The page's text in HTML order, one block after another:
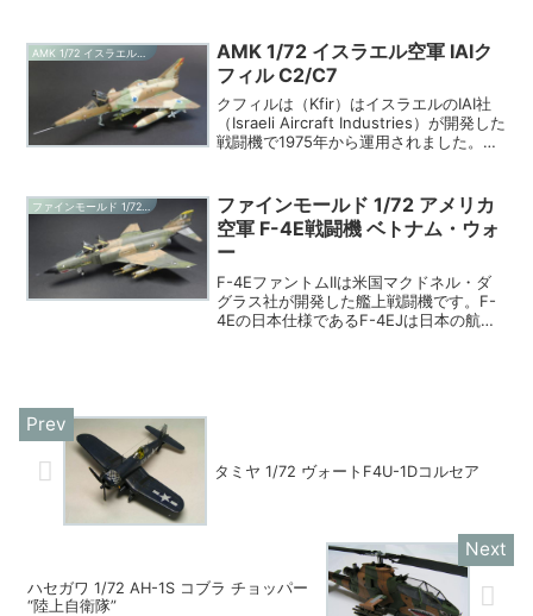
特徴です。アメリカ空軍のみで使用され
ており、配備は１...
AMK 1/72 イスラエル空軍 IAIク
フィル C2/C7
クフィルは（Kfir）はイスラエルのIAI社
（Israeli Aircraft Industries）が開発した
戦闘機で1975年から運用されました。ク
エレクトリ...
ファインモールド 1/72 アメリカ空軍 F-4E戦闘機 ベトナム・ウォー
ファインモールド 1/72 アメリカ
空軍 F-4E戦闘機 ベトナム・ウォ
ー
F-4EファントムIIは米国マクドネル・ダ
グラス社が開発した艦上戦闘機です。F-
4Eの日本仕様であるF-4EJは日本の航空
タミヤ 1/72 ヴォートF4U-1Dコルセア
ハセガワ 1/72 AH-1S コブラ チョッパー
“陸上自衛隊”